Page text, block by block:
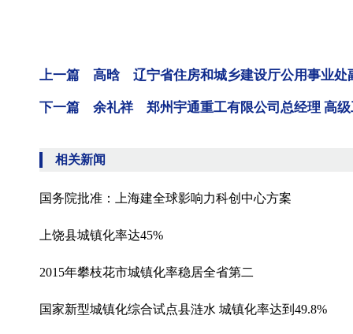
上一篇 高晗 辽宁省住房和城乡建设厅公用事业处
下一篇 余礼祥 郑州宇通重工有限公司总经理 高级
相关新闻
国务院批准：上海建全球影响力科创中心方案
上饶县城镇化率达45%
2015年攀枝花市城镇化率稳居全省第二
国家新型城镇化综合试点县涟水 城镇化率达到49.8%